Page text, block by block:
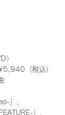
）
（税込）
」、
」、